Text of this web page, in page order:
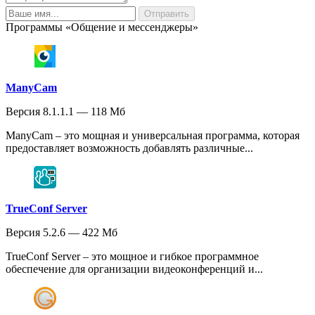
Программы «Общение и мессенджеры»
ManyCam
Версия 8.1.1.1 — 118 Мб
ManyCam – это мощная и универсальная программа, которая
предоставляет возможность добавлять различные...
TrueConf Server
Версия 5.2.6 — 422 Мб
TrueConf Server – это мощное и гибкое программное
обеспечение для организации видеоконференций и...